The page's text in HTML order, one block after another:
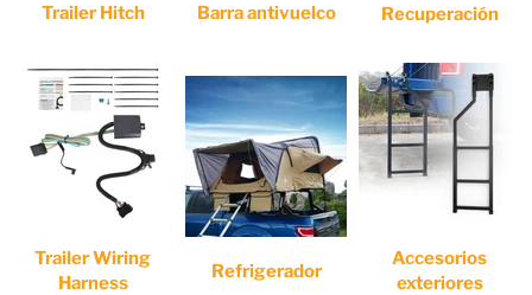
Trailer Hitch Barra antivuelco Recuperación
Trailer Wiring
Harness
Refrigerador
Accesorios
exteriores